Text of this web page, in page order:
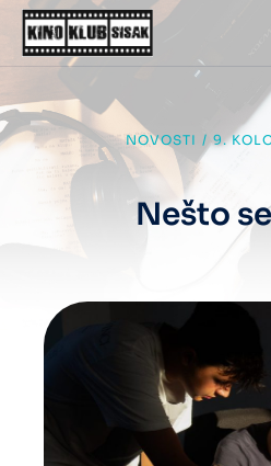
NOVOSTI / 9.
Nešto